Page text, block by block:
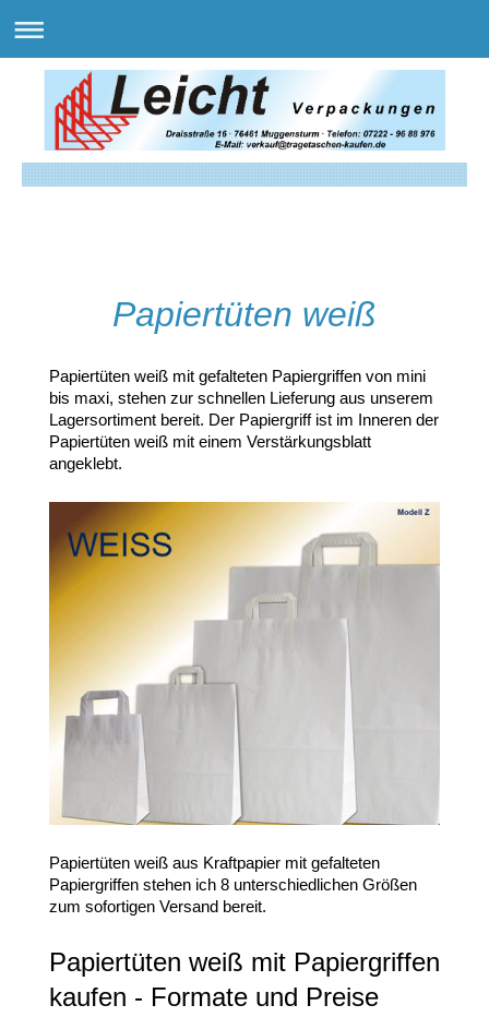
Papiertüten weiß
Papiertüten weiß mit gefalteten Papiergriffen von mini
bis maxi, stehen zur schnellen Lieferung aus unserem
Lagersortiment bereit. Der Papiergriff ist im Inneren der
Papiertüten weiß mit einem Verstärkungsblatt
angeklebt.
Papiertüten weiß aus Kraftpapier mit gefalteten
Papiergriffen stehen ich 8 unterschiedlichen Größen
zum sofortigen Versand bereit.
Papiertüten weiß mit Papiergriffen
kaufen - Formate und Preise